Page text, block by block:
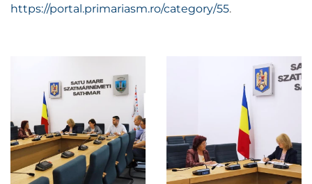
https://portal.primariasm.ro/category/55.